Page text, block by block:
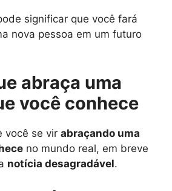
significar que você fará
nova pessoa em um futuro
abraça uma
você conhece
você se vir abraçando uma
no mundo real, em breve
notícia desagradável.